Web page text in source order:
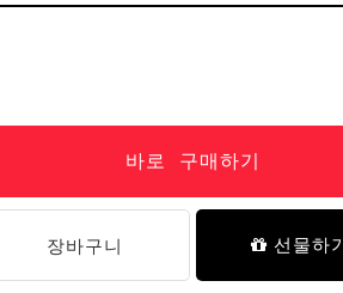
(01/02)
18,900원
바로 구매하기
장바구니 선물하기